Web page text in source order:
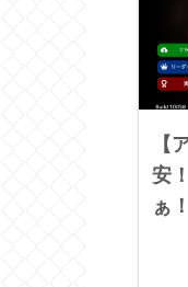
【
安
ぁ